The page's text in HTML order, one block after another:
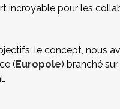
pour les
le concept, nous
(Europole) branché